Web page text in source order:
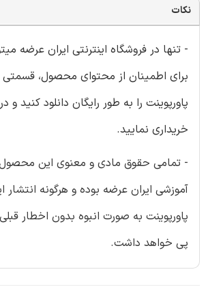
نکات
- تنها در فروشگاه اینترنتی ایران عرضه
برای اطمینان از محتوای محصول، قسمتی
پاورپوینت را به طور رایگان دانلود کنید
خریداری نمایید.
- تمامی حقوق مادی و معنوی این محصول
آموزشی ایران عرضه بوده و هرگونه انتشار
پاورپوینت به صورت انبوه بدون اخطار
پی خواهد داشت.